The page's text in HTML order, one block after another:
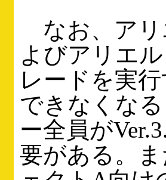
なお、アリ
よびアリエ
レードを実
できなくな
ー全員が
要がある。